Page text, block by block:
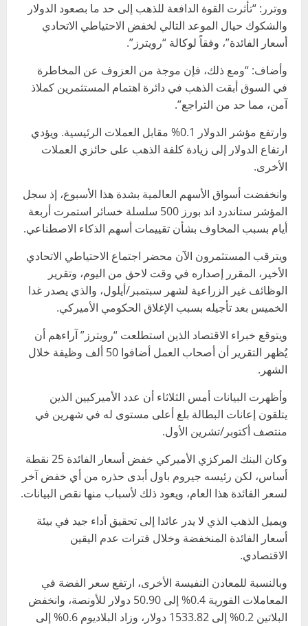
ووترر: “تأثرت القوة الدافعة للذهب إلى حد ما بصعود الدولار
والشكوك حيال الموعد التالي لخفض الاحتياطي الاتحادي
أسعار الفائدة”، وفقاً لوكالة “رويترز”.
وأضاف: “ومع ذلك، فإن موجة من العزوف عن المخاطرة
في السوق أبقت الذهب في دائرة اهتمام المستثمرين كملاذ
آمن، مما حد من التراجع”.
وارتفع مؤشر الدولار 0.1% مقابل العملات الرئيسية. ويؤدي
ارتفاع الدولار إلى زيادة كلفة الذهب على حائزي العملات
الأخرى.
وانخفضت أسواق الأسهم العالمية بشدة هذا الأسبوع، إذ سجل
المؤشر ستاندرد اند بورز 500 سلسلة خسائر استمرت أربعة
أيام بسبب المخاوف بشأن تقييمات أسهم الذكاء الاصطناعي.
ويترقب المستثمرون الآن محضر اجتماع الاحتياطي الاتحادي
الأخير، المقرر إصداره في وقت لاحق من اليوم، وتقرير
الوظائف غير الزراعية لشهر سبتمبر/أيلول، والذي يصدر غدا
الخميس بعد تأجيله بسبب الإغلاق الحكومي الأميركي.
ويتوقع خبراء الاقتصاد الذين استطلعت “رويترز” آراءهم أن
يُظهر التقرير أن أصحاب العمل أضافوا 50 ألف وظيفة خلال
الشهر.
وأظهرت البيانات أمس الثلاثاء أن عدد الأميركيين الذين
يتلقون إعانات البطالة بلغ أعلى مستوى له في شهرين في
منتصف أكتوبر/تشرين الأول.
وكان البنك المركزي الأميركي خفض أسعار الفائدة 25 نقطة
أساس، لكن رئيسه جيروم باول أبدى حذره من أي خفض آخر
لسعر الفائدة هذا العام، ويعود ذلك لأسباب منها نقص البيانات.
ويميل الذهب الذي لا يدر عائدا إلى تحقيق أداء جيد في بيئة
أسعار الفائدة المنخفضة وخلال فترات عدم اليقين
الاقتصادي.
وبالنسبة للمعادن النفيسة الأخرى، ارتفع سعر الفضة في
المعاملات الفورية 0.4% إلى 50.90 دولار للأونصة، وانخفض
البلاتين 0.2% إلى 1533.82 دولار، وزاد البلاديوم 0.6% إلى